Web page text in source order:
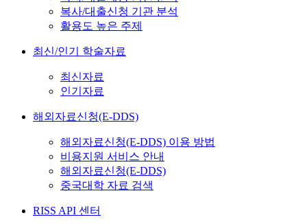
복사/대출신청 기관 분석
활용도 높은 주제
최신/인기 학술자료
최신자료
인기자료
해외자료신청(E-DDS)
해외자료신청(E-DDS) 이용 방법
비용지원 서비스 안내
해외자료신청(E-DDS)
중국대학 자료 검색
RISS API 센터